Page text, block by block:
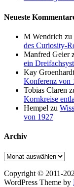
Neueste
M Wendrich zu
des Curiosity-
Manfred Geier
ein
Kay Groenhardt
Konferenz von
Tobias Claren
Kornkreise
Hempel zu
von 1927
Archiv
Archiv
Copyright © 2011-
WordPress Theme by